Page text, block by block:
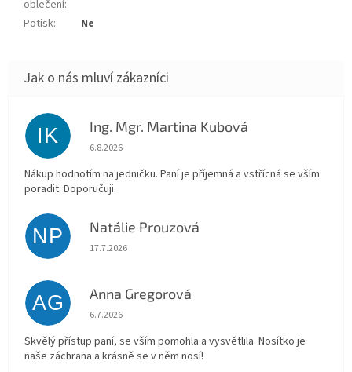
oblečení:
Potisk: Ne
IK Ing. Mgr. Martina Kubová
Hodnocení obchodu je 5 z 5 hvězdiček.
6.8.2026
Nákup hodnotím na jedničku. Paní je příjemná a vstřícná se vším
poradit. Doporučuji.
NP Natálie Prouzová
Hodnocení obchodu je 5 z 5 hvězdiček.
17.7.2026
AG Anna Gregorová
Hodnocení obchodu je 5 z 5 hvězdiček.
6.7.2026
Skvělý přístup paní, se vším pomohla a vysvětlila. Nosítko je
naše záchrana a krásně se v něm nosí!